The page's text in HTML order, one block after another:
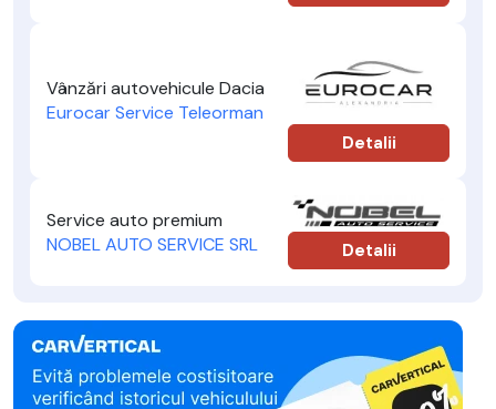
Vânzări autovehicule Dacia
Eurocar Service Teleorman
Detalii
Service auto premium
NOBEL AUTO SERVICE SRL
Detalii